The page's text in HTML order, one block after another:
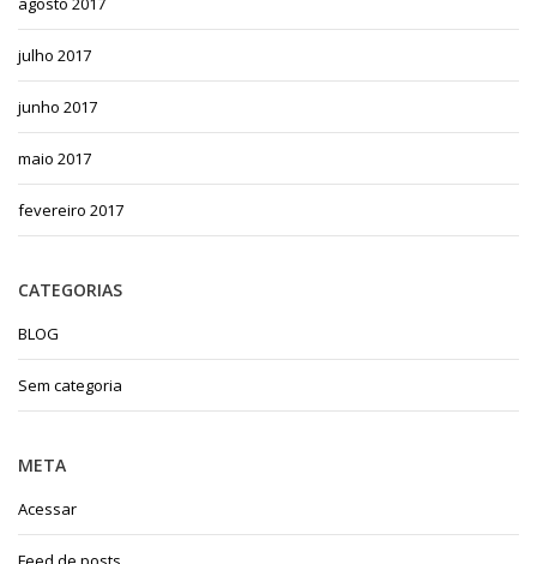
julho 2017
junho 2017
maio 2017
fevereiro 2017
CATEGORIAS
BLOG
Sem categoria
META
Acessar